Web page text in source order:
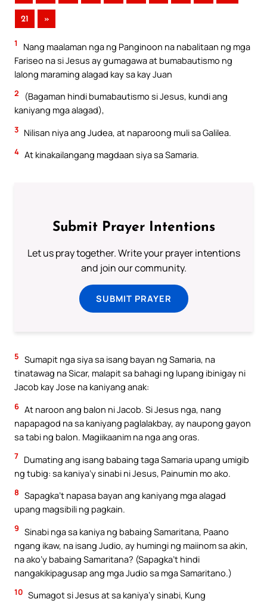
21 »
1
Nang maalaman nga ng Panginoon na nabalitaan ng mga
Fariseo na si Jesus ay gumagawa at bumabautismo ng
lalong maraming alagad kay sa kay Juan
2
(Bagaman hindi bumabautismo si Jesus, kundi ang
kaniyang mga alagad),
3 Nilisan niya ang Judea, at naparoong muli sa Galilea.
4 At kinakailangang magdaan siya sa Samaria.
Submit Prayer Intentions
Let us pray together. Write your prayer intentions
and join our community.
SUBMIT PRAYER
5 Sumapit nga siya sa isang bayan ng Samaria, na
tinatawag na Sicar, malapit sa bahagi ng lupang ibinigay ni
Jacob kay Jose na kaniyang anak:
6 At naroon ang balon ni Jacob. Si Jesus nga, nang
napapagod na sa kaniyang paglalakbay, ay naupong gayon
sa tabi ng balon. Magiikaanim na nga ang oras.
7 Dumating ang isang babaing taga Samaria upang umigib
ng tubig: sa kaniya’y sinabi ni Jesus, Painumin mo ako.
8 Sapagka’t napasa bayan ang kaniyang mga alagad
upang magsibili ng pagkain.
9 Sinabi nga sa kaniya ng babaing Samaritana, Paano
ngang ikaw, na isang Judio, ay humingi ng maiinom sa akin,
na ako’y babaing Samaritana? (Sapagka’t hindi
nangakikipagusap ang mga Judio sa mga Samaritano.)
10 Sumagot si Jesus at sa kaniya’y sinabi, Kung